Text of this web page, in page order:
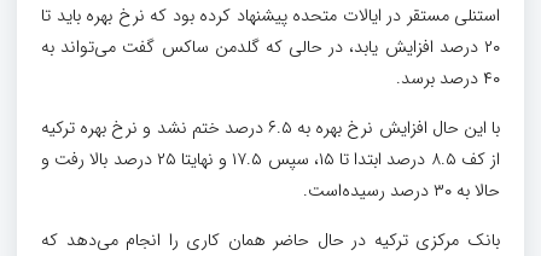
استنلی مستقر در ایالات متحده پیشنهاد کرده بود که نرخ بهره باید تا
۲۰ درصد افزایش یابد، در حالی که گلدمن ساکس گفت می‌تواند به
۴۰ درصد برسد.
با این حال افزایش نرخ بهره به ۶.۵ درصد ختم نشد و نرخ بهره ترکیه
از کف ۸.۵ درصد ابتدا تا ۱۵، سپس ۱۷.۵ و نهایتا ۲۵ درصد بالا رفت و
حالا به ۳۰ درصد رسیده‌است‌.
بانک مرکزی ترکیه در حال حاضر همان کاری را انجام می‌دهد که